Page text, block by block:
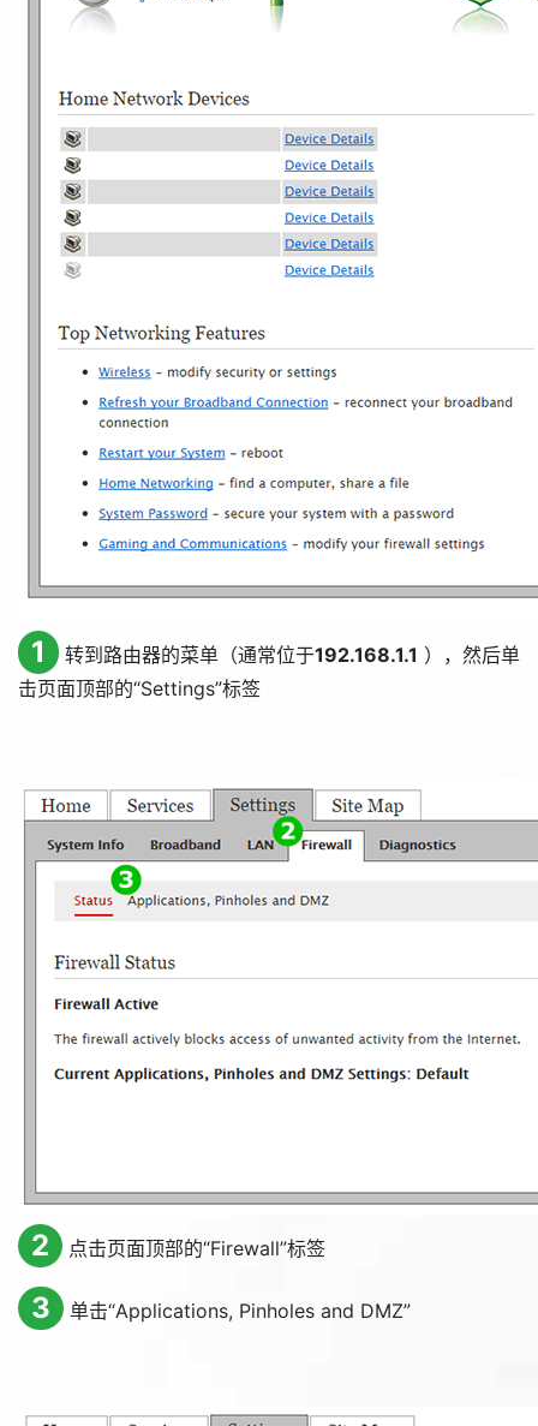
1 转到路由器的菜单（通常位于192.168.1.1 ），然后单
击页面顶部的“Settings”标签
2 点击页面顶部的“Firewall”标签
3 单击“Applications, Pinholes and DMZ”